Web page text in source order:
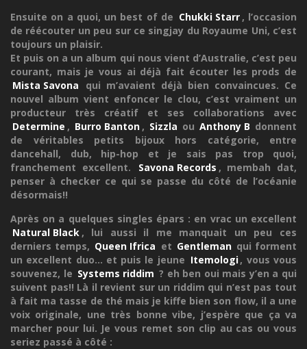
Ensuite on a quoi, un best of de Chukki Starr , l’occasion
de réécouter un peu sur ce singjay du Royaume Uni, c’est
toujours un plaisir.
Et puis on a un album qui nous vient d’Australie, c’est peu
courant, mais je vous ai déjà fait écouter les prods de
Mista Savona
qui m’avaient déjà bien convaincues. Ce
nouvel album vient enfoncer le clou, c’est vraiment un
producteur très créatif et ses collaborations avec
Determine , Burro Banton , Sizzla ou Anthony B donnent
de véritables petits bijoux hors catégorie, entre
dancehall, dub, hip-hop et je sais pas trop quoi,
franchement excellent.
Savona Records , membah dat,
penser à checker ce qui se passe du côté de l’océanie
désormais!!
Après on a quelques singles épars : en vrac un excellent
Natural Black , lui aussi il me manquait un peu ces
derniers temps, Queen Ifrica et Gentleman qui forment
un excellent duo... et puis le jeune Itemologi, vous vous
souvenez, le Systems riddim ? eh ben oui mais y’en a qui
suivent pas!! Là il revient sur un riddim qui n’est pas tout
à fait ma tasse de thé mais je kiffe bien son flow, il a une
voix originale, une très bonne vibe, j’espère que ça va
marcher pour lui. Je vous remet son clip au cas ou vous
seriez passé à côté :